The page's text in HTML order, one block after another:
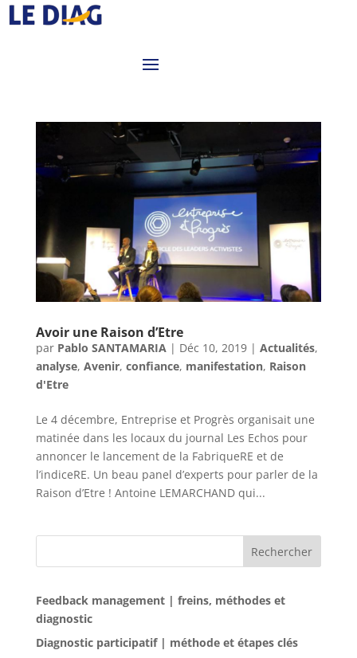
Avoir une Raison d’Etre
par Pablo SANTAMARIA| Déc 10, 2019| Actualités,
analyse, Avenir, confiance, manifestation, Raison
d'Etre
Le 4 décembre, Entreprise et Progrès organisait une
matinée dans les locaux du journal Les Echos pour
annoncer le lancement de la FabriqueRE et de
l’indiceRE. Un beau panel d’experts pour parler de la
Raison d’Etre ! Antoine LEMARCHAND qui...
Rechercher
Feedback management | freins, méthodes et
diagnostic
Diagnostic participatif | méthode et étapes clés